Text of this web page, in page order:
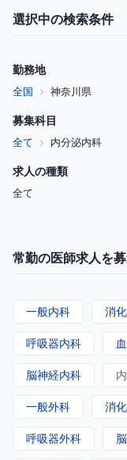
選択中の検索条件
勤務地
全国 神奈川県
募集科目
全て 内分泌内科
求人の種類
全て
常勤の医師求人を
一般内科 消
呼吸器内科
脳神経内科
一般外科 消
呼吸器外科